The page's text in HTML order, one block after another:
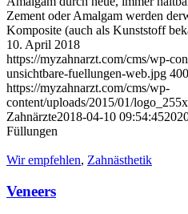
Zement oder Amalgam werden
Komposite (auch als Kunststoff
10. April 2018
https://myzahnarzt.com/cms/wp-
unsichtbare-fuellungen-web.jpg 400
https://myzahnarzt.com/cms/wp-
content/uploads/2015/01/
Zahnärzte2018-04-10 09:54:45
Füllungen
Wir empfehlen, Zahnästhetik
Veneers